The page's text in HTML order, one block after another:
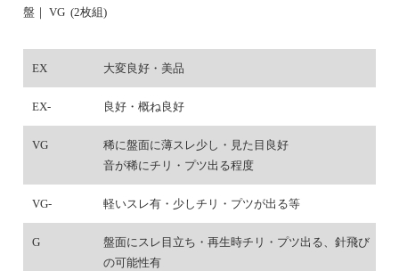
盤｜ VG (2枚組)
EX 大変良好・美品
EX- 良好・概ね良好
VG
稀に盤面に薄スレ少し・見た目良好
音が稀にチリ・プツ出る程度
VG- 軽いスレ有・少しチリ・プツが出る等
G
盤面にスレ目立ち・再生時チリ・プツ出る、針飛び
の可能性有